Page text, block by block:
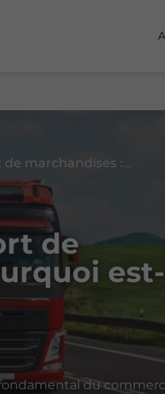
Assurance transport de marchandises : pourquoi est-elle indispensable ?
de
du